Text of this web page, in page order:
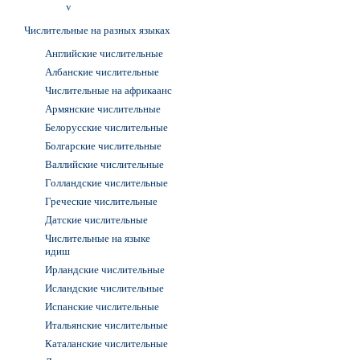
v
Числительные на разных языках
Английские числительные
Албанские числительные
Числительные на африкаанс
Армянские числительные
Белорусские числительные
Болгарские числительные
Валлийские числительные
Голландские числительные
Греческие числительные
Датские числительные
Числительные на языке
идиш
Ирландские числительные
Исландские числительные
Испанские числительные
Итальянские числительные
Каталанские числительные